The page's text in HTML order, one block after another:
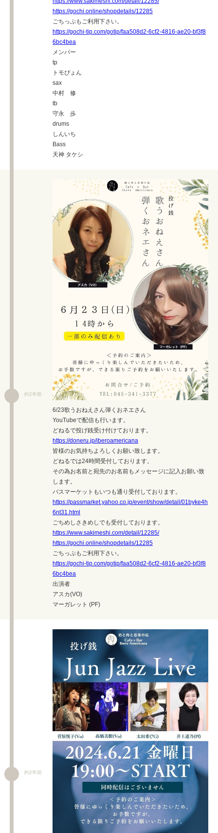
https://gochi.online/shopdetails/12285
ごちっぷもご利用下さい。
https://gochi-tip.com/gotip/faa508d2-6cf2-4816-ae20-bf3f8
6bc4bea
メンバー
tp
トモぴょん
sax
中村 修
tb
守永 歩
drums
しんいち
Bass
天神 タケシ
約2年前
6/23歌うおねえさん弾くおネエさん
YouTubeで配信も行います。
どねるで投げ銭受け付けております。
https://doneru.jp/iberoamericana
皆様のお気持ちよろしくお願い致します。
どねるでは24時間受付しております。
その為お名前と宛先のお名前もメッセージに記入お願い致
します。
パスマーケットもいつも通り受付しております。
https://passmarket.yahoo.co.jp/event/show/detail/01byke4h
6nt31.html
ごちめしさきめしでも受付しております。
https://www.sakimeshi.com/detail/12285/
https://gochi.online/shopdetails/12285
ごちっぷもご利用下さい。
https://gochi-tip.com/gotip/faa508d2-6cf2-4816-ae20-bf3f8
6bc4bea
出演者
アスカ(VO)
マーガレット (PF)
約2年前